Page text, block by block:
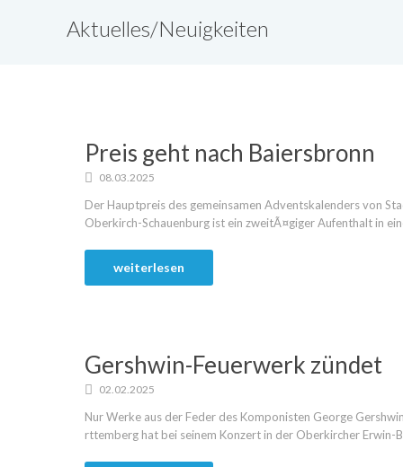
Aktuelles/Neuigkeiten
Preis geht nach Baiersbronn
08.03.2025
Der Hauptpreis des gemeinsamen Adventskalenders von
Oberkirch-Schauenburg ist ein zweitÃ¤giger Aufenthalt in
weiterlesen
Gershwin-Feuerwerk zündet
02.02.2025
Nur Werke aus der Feder des Komponisten George
rttemberg hat bei seinem Konzert in der Oberkircher Erwin-